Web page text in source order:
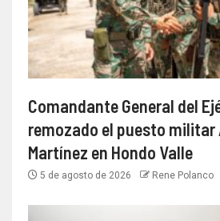
Comandante General del
remozado el puesto militar
Martínez en Hondo Valle
5 de agosto de 2026 Rene Polanco